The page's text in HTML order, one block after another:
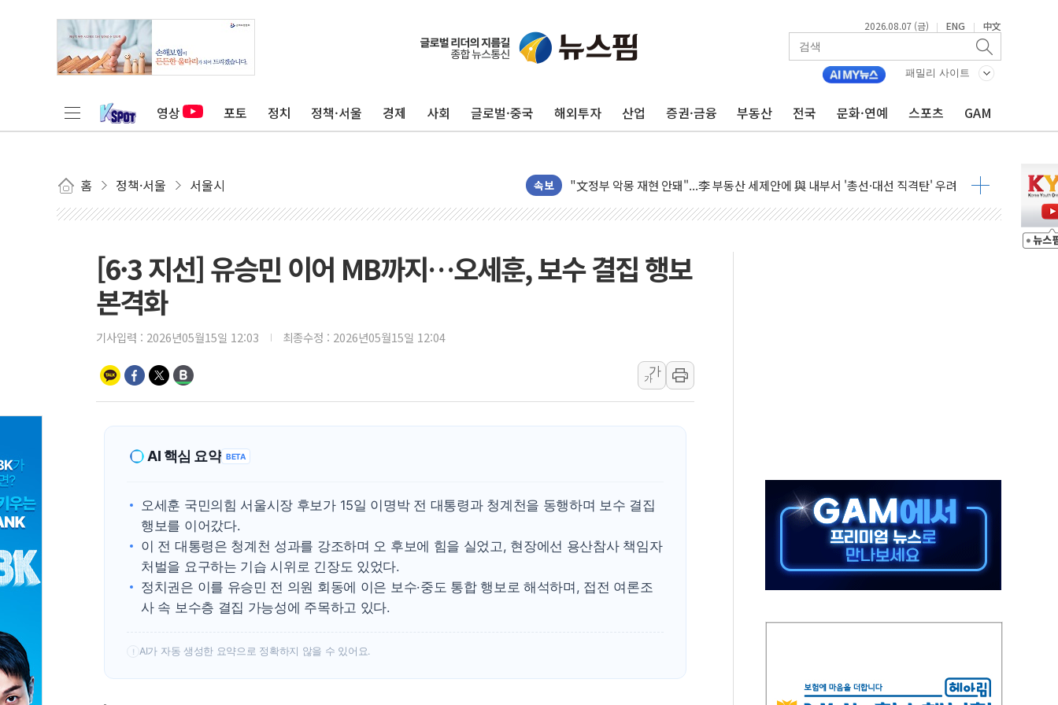
2026.08.07 (금) | ENG | 中文
패밀리 사이트
영상 포토 정치 정책·서울 경제 사회 글로벌·중국 해외투자 산업 증권·금융 부동산 전국 문화·연예 스포츠 GAM
홈 정책·서울 서울시 속보
42.5도 역대급 폭염…동물들도 특별식으로 여름나기 [뉴스핌 줌인]
포스코홀딩스, 포스코인터·DX 지분 일부 매각
태국 학교서 중학생 총기 난사...최소 7명 사망
"文정부 악몽 재현 안돼"...李 부동산 세제안에 與 내부서 '총선·대선 직격탄' 우려
신세계사이먼 '대구 프리미엄 아울렛' 건립 '본궤도'
'변기 수리' 집주인에게 흉기 휘두른 30대 세입자…경찰, 현행범 체포
워트, 상반기 영업이익 30억원
랩지노믹스 "디엑솜과 美 암 진단 분야 독점 라이선스 계약"
보로노이, 폐암 치료제 'VRN11' 캐나다 IND 신청
1순위보다 낮은 특별공급 경쟁률… 실수요자 관심
컴투스 '제우스: 오만의 신' 26일 출시, 유저의 캐릭터가 AI로 플레이한다
[6·3 지선] 유승민 이어 MB까지…오세훈, 보수 결집 행보
본격화
기사입력 : 2026년05월15일 12:03 최종수정 : 2026년05월15일 12:04
가
가
AI 핵심 요약 BETA
오세훈 국민의힘 서울시장 후보가 15일 이명박 전 대통령과 청계천을 동행하며 보수 결집
행보를 이어갔다.
이 전 대통령은 청계천 성과를 강조하며 오 후보에 힘을 실었고, 현장에선 용산참사 책임자
처벌을 요구하는 기습 시위로 긴장도 있었다.
정치권은 이를 유승민 전 의원 회동에 이은 보수·중도 통합 행보로 해석하며, 접전 여론조
사 속 보수층 결집 가능성에 주목하고 있다.
! AI가 자동 생성한 요약으로 정확하지 않을 수 있어요.